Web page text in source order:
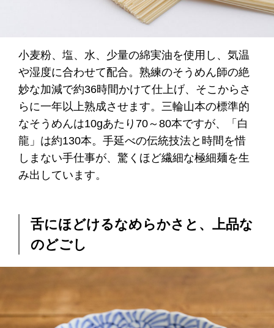
小麦粉、塩、水、少量の綿実油を使用し、気温
や湿度に合わせて配合。熟練のそうめん師の絶
妙な加減で約36時間かけて仕上げ、そこからさ
らに一年以上熟成させます。三輪山本の標準的
なそうめんは10gあたり70～80本ですが、「白
龍」は約130本。手延べの伝統技法と時間を惜
しまない手仕事が、驚くほど繊細な極細麺を生
み出しています。
舌にほどけるなめらかさと、上品な
のどごし